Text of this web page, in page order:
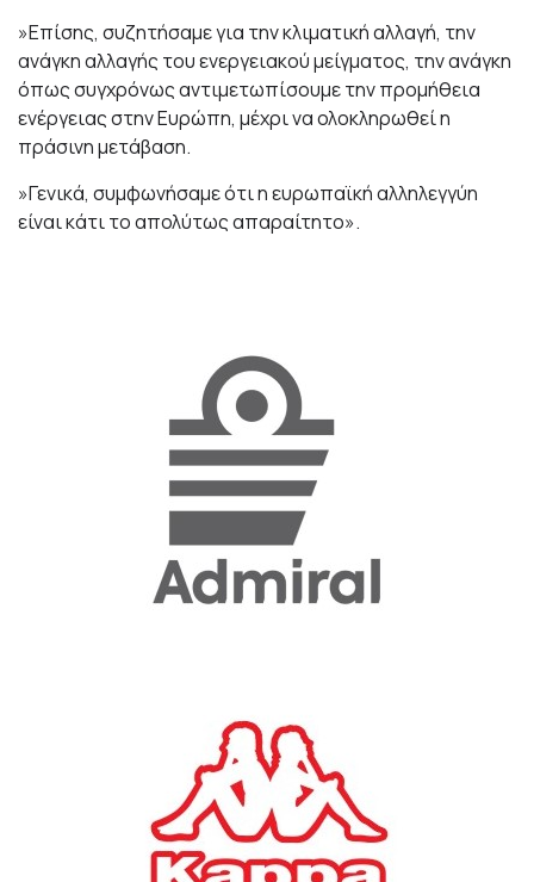
»Επίσης, συζητήσαμε για την κλιματική αλλαγή, την
ανάγκη αλλαγής του ενεργειακού μείγματος, την ανάγκη
όπως συγχρόνως αντιμετωπίσουμε την προμήθεια
ενέργειας στην Ευρώπη, μέχρι να ολοκληρωθεί η
πράσινη μετάβαση.
»Γενικά, συμφωνήσαμε ότι η ευρωπαϊκή αλληλεγγύη
είναι κάτι το απολύτως απαραίτητο».